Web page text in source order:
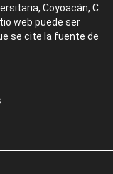
Coyoacán, C.
web puede ser
se cite la fuente de